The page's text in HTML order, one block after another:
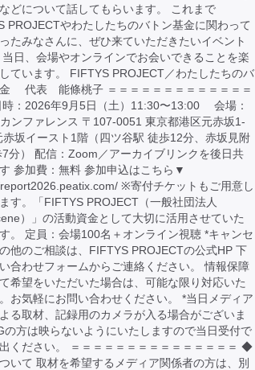
どについて話してもらいます。 これまで
PROJECTやわたしたちのバトン基金に関わって
たみなさんに、ぜひ来ていただきたいイベント
当日、会場やオンラインでお会いできることを楽
ています。 FIFTYS PROJECT／わたしたちのバ
金 代表 能條桃子 ＝＝＝＝＝＝＝＝＝＝＝＝＝
時：2026年9月5日（土）11:30〜13:00 会場：
ンファレンス 〒107-0051 東京都港区元赤坂1-
坂イースト1階（四ツ谷駅 徒歩12分、赤坂見附
分） 配信：Zoom／アーカイブリンクを後日共
参加費：無料 参加申込はこちら▼
※寄付チケットもご用意し
す。「FIFTYS PROJECT（一般社団法人
）」の活動資金として大切に活用させていた
。 定員：会場100名＋オンライン視聴 *キャンセ
他のご相談は、FIFTYS PROJECTの公式HP 下
合わせフォームからご連絡ください。 情報保障
希望をいただいた場合は、可能な限り対応いた
お気軽にお問い合わせください。 *当日メディア
る取材、記録用のカメラが入る場合がございま
の方は映らないようにいたしますので当日受付で
ください。 ＝＝＝＝＝＝＝＝＝＝＝＝＝＝＝ ◆
いて 取材を希望するメディア関係者の方は、別